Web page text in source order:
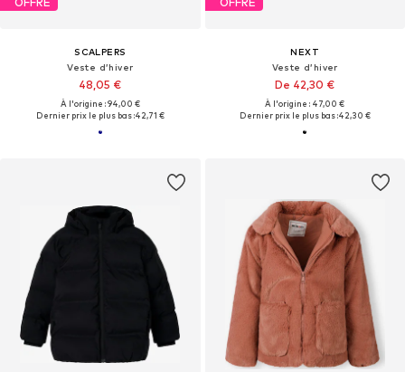
SCALPERS
Veste d’hiver
48,05 €
À l'origine : 94,00 €
Dernier prix le plus bas :42,71 €
NEXT
Veste d’hiver
De 42,30 €
À l'origine : 47,00 €
Dernier prix le plus bas :42,30 €